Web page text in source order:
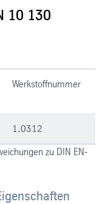
10 130
Werkstoffnummer
1.0312
zu DIN EN-